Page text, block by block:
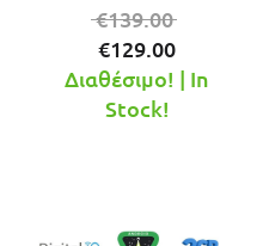
€139.00
was:
€129.00
τρέχουσα
Διαθέσιμο! | In
Stock!